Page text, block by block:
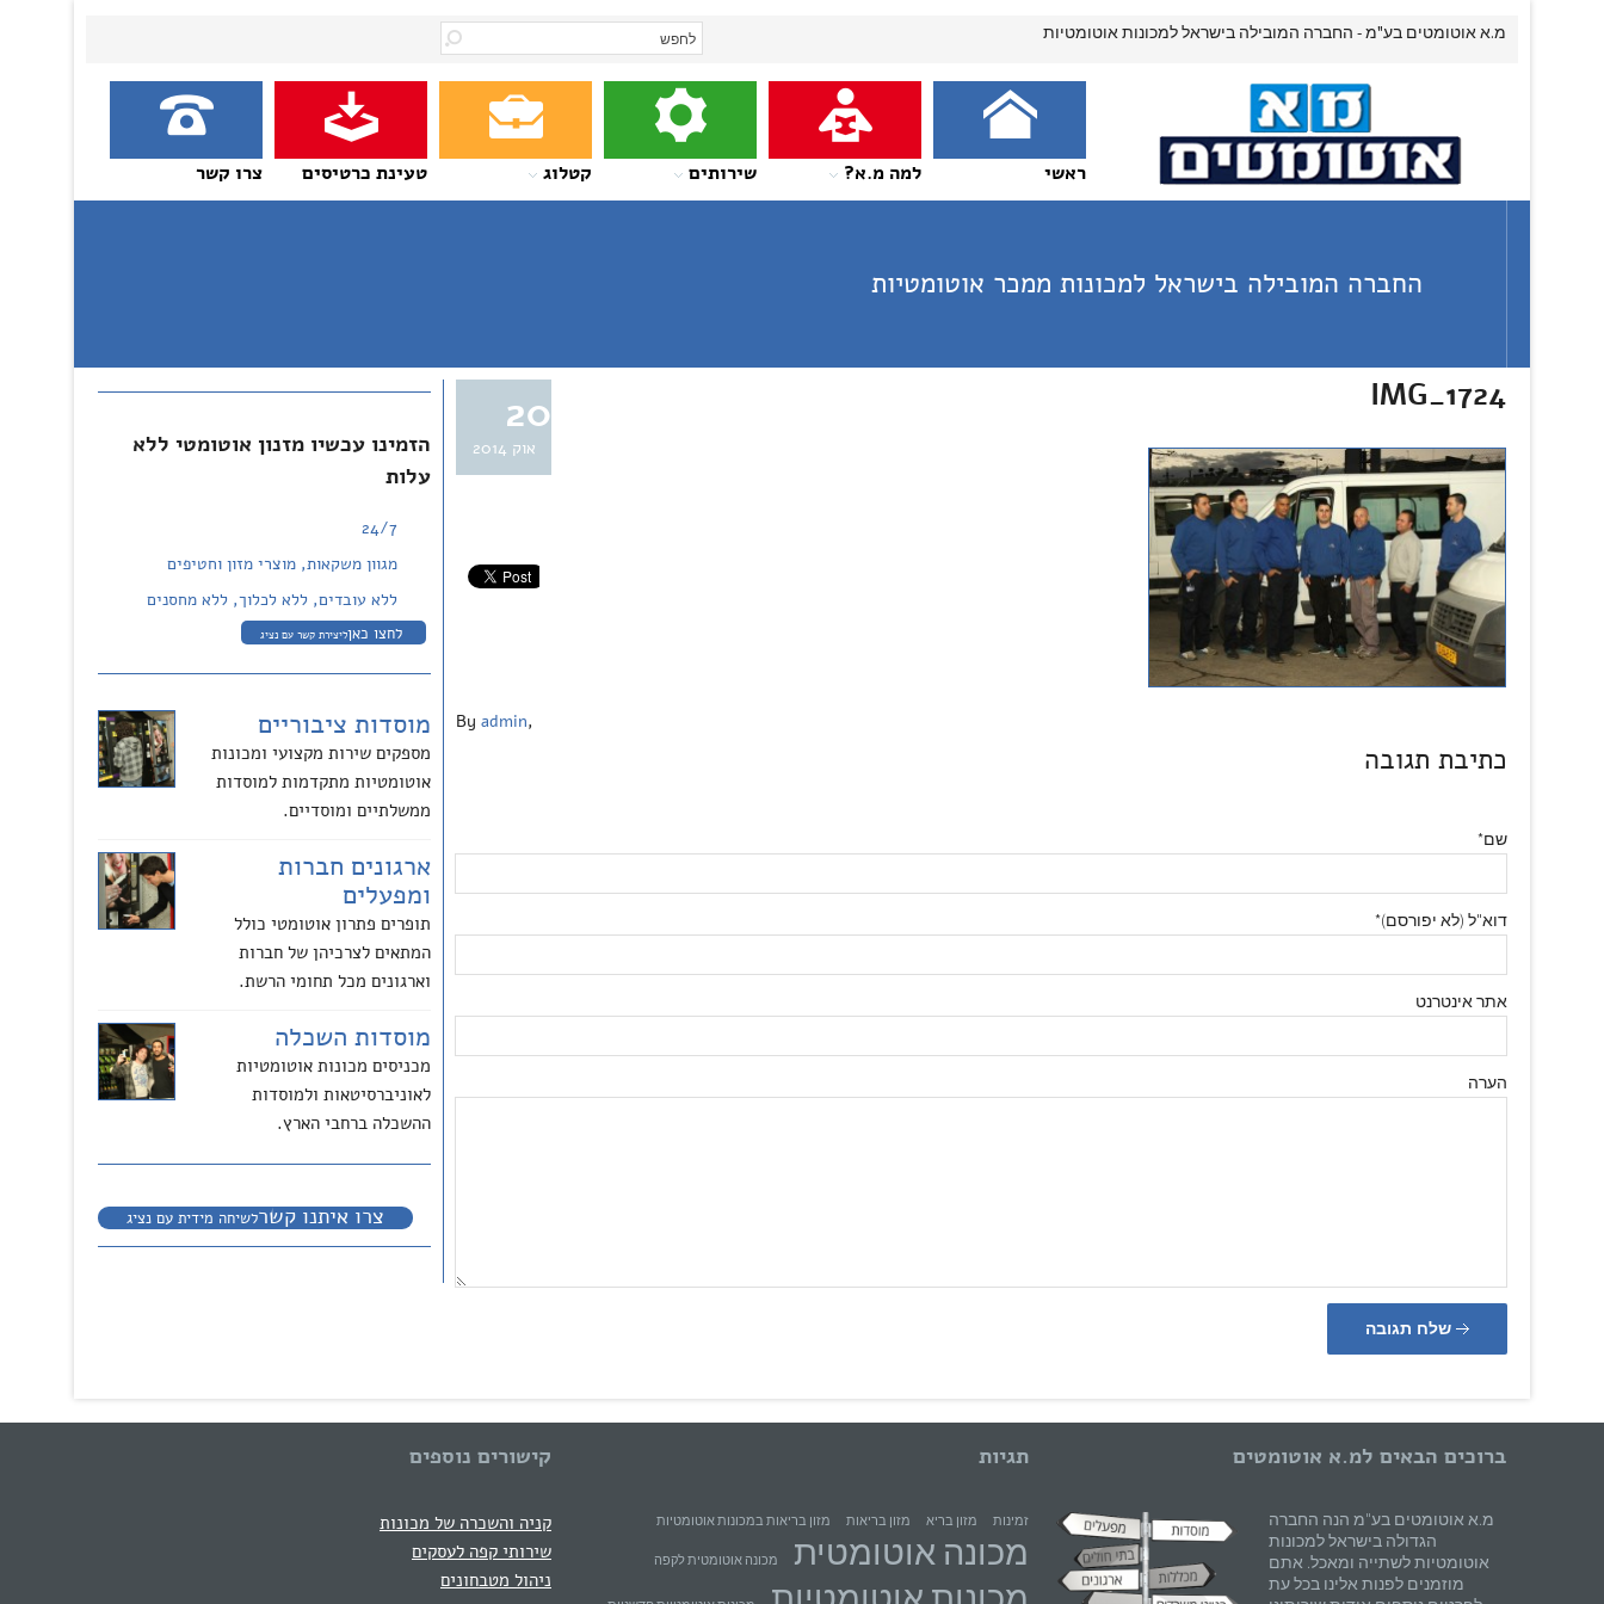
מ.א אוטומטים בע"מ - החברה המובילה בישראל למכונות אוטומטיות
ראשי למה מ.א? שירותים קטלוג טעינת כרטיסים צרו קשר
החברה המובילה בישראל למכונות ממכר אוטומטיות
20
אוק 2014
IMG_1724
By admin,
כתיבת תגובה
שם*
דוא"ל (לא יפורסם)*
אתר אינטרנט
הערה
הזמינו עכשיו מזנון אוטומטי ללא
עלות
24/7
מגוון משקאות, מוצרי מזון וחטיפים
ללא עובדים, ללא לכלוך, ללא מחסנים
לחצו כאןליצירת קשר עם נציג
מוסדות ציבוריים
מספקים שירות מקצועי ומכונות
אוטומטיות מתקדמות למוסדות
ממשלתיים ומוסדיים.
ארגונים חברות
ומפעלים
תופרים פתרון אוטומטי כולל
המתאים לצרכיהן של חברות
וארגונים מכל תחומי הרשת.
מוסדות השכלה
מכניסים מכונות אוטומטיות
לאוניברסיטאות ולמוסדות
ההשכלה ברחבי הארץ.
צרו איתנו קשרלשיחה מידית עם נציג
קישורים נוספים
קניה והשכרה של מכונות
שירותי קפה לעסקים
ניהול מטבחונים
תגיות
זמינות מזון בריא מזון בריאות מזון בריאות במכונות אוטומטיות
מכונה אוטומטית מכונה אוטומטית לקפה
ברוכים הבאים למ.א אוטומטים
מ.א אוטומטים בע"מ הנה החברה
הגדולה בישראל למכונות
אוטומטיות לשתייה ומאכל. אתם
מוזמנים לפנות אלינו בכל עת